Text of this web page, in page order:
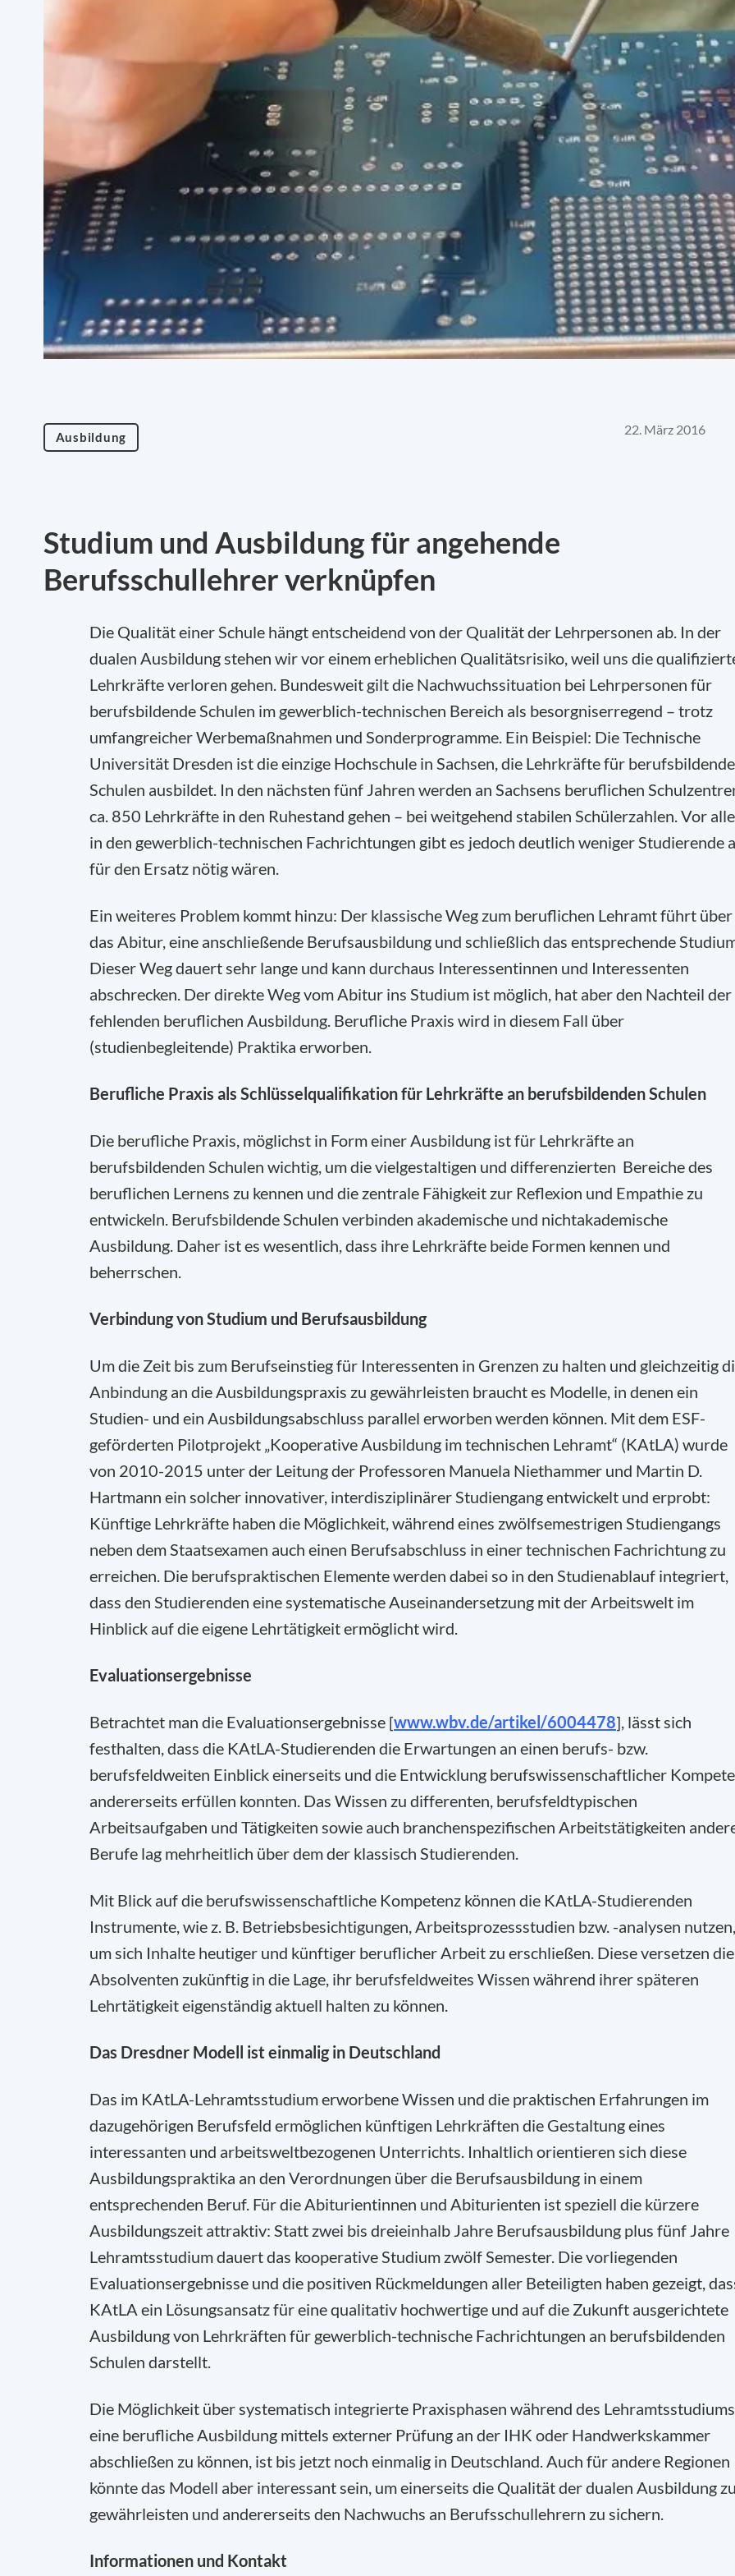
Ausbildung 22. März 2016
Studium und Ausbildung für angehende
Berufsschullehrer verknüpfen
Die Qualität einer Schule hängt entscheidend von der Qualität der Lehrpersonen ab. In der
dualen Ausbildung stehen wir vor einem erheblichen Qualitätsrisiko, weil uns die
Lehrkräfte verloren gehen. Bundesweit gilt die Nachwuchssituation bei Lehrpersonen für
berufsbildende Schulen im gewerblich-technischen Bereich als besorgniserregend – trotz
umfangreicher Werbemaßnahmen und Sonderprogramme. Ein Beispiel: Die Technische
Universität Dresden ist die einzige Hochschule in Sachsen, die Lehrkräfte für berufsbildende
Schulen ausbildet. In den nächsten fünf Jahren werden an Sachsens beruflichen
ca. 850 Lehrkräfte in den Ruhestand gehen – bei weitgehend stabilen Schülerzahlen. Vor
in den gewerblich-technischen Fachrichtungen gibt es jedoch deutlich weniger Studierende
für den Ersatz nötig wären.
Ein weiteres Problem kommt hinzu: Der klassische Weg zum beruflichen Lehramt führt über
das Abitur, eine anschließende Berufsausbildung und schließlich das entsprechende
Dieser Weg dauert sehr lange und kann durchaus Interessentinnen und Interessenten
abschrecken. Der direkte Weg vom Abitur ins Studium ist möglich, hat aber den Nachteil der
fehlenden beruflichen Ausbildung. Berufliche Praxis wird in diesem Fall über
(studienbegleitende) Praktika erworben.
Berufliche Praxis als Schlüsselqualifikation für Lehrkräfte an berufsbildenden Schulen
Die berufliche Praxis, möglichst in Form einer Ausbildung ist für Lehrkräfte an
berufsbildenden Schulen wichtig, um die vielgestaltigen und differenzierten Bereiche des
beruflichen Lernens zu kennen und die zentrale Fähigkeit zur Reflexion und Empathie zu
entwickeln. Berufsbildende Schulen verbinden akademische und nichtakademische
Ausbildung. Daher ist es wesentlich, dass ihre Lehrkräfte beide Formen kennen und
beherrschen.
Verbindung von Studium und Berufsausbildung
Um die Zeit bis zum Berufseinstieg für Interessenten in Grenzen zu halten und gleichzeitig
Anbindung an die Ausbildungspraxis zu gewährleisten braucht es Modelle, in denen ein
Studien- und ein Ausbildungsabschluss parallel erworben werden können. Mit dem ESF-
geförderten Pilotprojekt „Kooperative Ausbildung im technischen Lehramt“ (KAtLA) wurde
von 2010-2015 unter der Leitung der Professoren Manuela Niethammer und Martin D.
Hartmann ein solcher innovativer, interdisziplinärer Studiengang entwickelt und erprobt:
Künftige Lehrkräfte haben die Möglichkeit, während eines zwölfsemestrigen Studiengangs
neben dem Staatsexamen auch einen Berufsabschluss in einer technischen Fachrichtung zu
erreichen. Die berufspraktischen Elemente werden dabei so in den Studienablauf integriert,
dass den Studierenden eine systematische Auseinandersetzung mit der Arbeitswelt im
Hinblick auf die eigene Lehrtätigkeit ermöglicht wird.
Evaluationsergebnisse
Betrachtet man die Evaluationsergebnisse [www.wbv.de/artikel/6004478], lässt sich
festhalten, dass die KAtLA-Studierenden die Erwartungen an einen berufs- bzw.
berufsfeldweiten Einblick einerseits und die Entwicklung berufswissenschaftlicher
andererseits erfüllen konnten. Das Wissen zu differenten, berufsfeldtypischen
Arbeitsaufgaben und Tätigkeiten sowie auch branchenspezifischen Arbeitstätigkeiten
Berufe lag mehrheitlich über dem der klassisch Studierenden.
Mit Blick auf die berufswissenschaftliche Kompetenz können die KAtLA-Studierenden
Instrumente, wie z. B. Betriebsbesichtigungen, Arbeitsprozessstudien bzw. -analysen nutzen,
um sich Inhalte heutiger und künftiger beruflicher Arbeit zu erschließen. Diese versetzen die
Absolventen zukünftig in die Lage, ihr berufsfeldweites Wissen während ihrer späteren
Lehrtätigkeit eigenständig aktuell halten zu können.
Das Dresdner Modell ist einmalig in Deutschland
Das im KAtLA-Lehramtsstudium erworbene Wissen und die praktischen Erfahrungen im
dazugehörigen Berufsfeld ermöglichen künftigen Lehrkräften die Gestaltung eines
interessanten und arbeitsweltbezogenen Unterrichts. Inhaltlich orientieren sich diese
Ausbildungspraktika an den Verordnungen über die Berufsausbildung in einem
entsprechenden Beruf. Für die Abiturientinnen und Abiturienten ist speziell die kürzere
Ausbildungszeit attraktiv: Statt zwei bis dreieinhalb Jahre Berufsausbildung plus fünf Jahre
Lehramtsstudium dauert das kooperative Studium zwölf Semester. Die vorliegenden
Evaluationsergebnisse und die positiven Rückmeldungen aller Beteiligten haben gezeigt,
KAtLA ein Lösungsansatz für eine qualitativ hochwertige und auf die Zukunft ausgerichtete
Ausbildung von Lehrkräften für gewerblich-technische Fachrichtungen an berufsbildenden
Schulen darstellt.
Die Möglichkeit über systematisch integrierte Praxisphasen während des Lehramtsstudiums
eine berufliche Ausbildung mittels externer Prüfung an der IHK oder Handwerkskammer
abschließen zu können, ist bis jetzt noch einmalig in Deutschland. Auch für andere Regionen
könnte das Modell aber interessant sein, um einerseits die Qualität der dualen Ausbildung
gewährleisten und andererseits den Nachwuchs an Berufsschullehrern zu sichern.
Informationen und Kontakt